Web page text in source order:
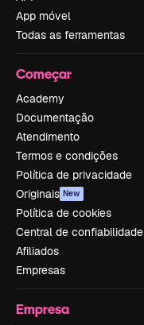
App móvel
Todas as ferramentas
Começar
Academy
Documentação
Atendimento
Termos e condições
Política de privacidade
Originais New
Política de cookies
Central de confiabilidade
Afiliados
Empresas
Empresa